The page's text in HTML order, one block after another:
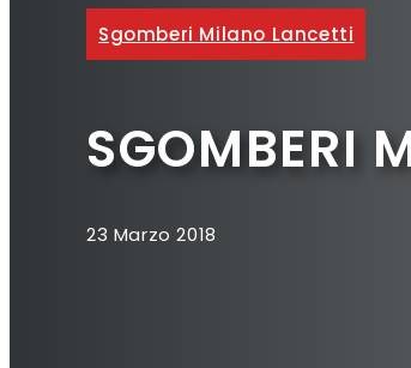
Sgomberi Milano Lancetti
SGOMBERI
23 Marzo 2018